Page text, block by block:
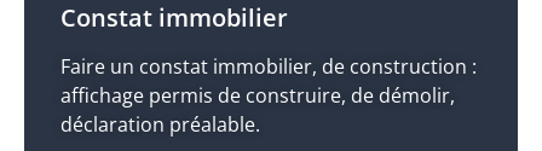
Constat immobilier
Faire un constat immobilier, de construction :
affichage permis de construire, de démolir,
déclaration préalable.